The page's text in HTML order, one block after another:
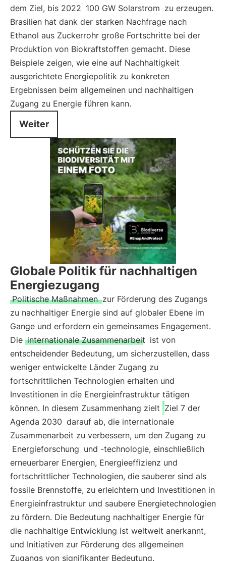
dem Ziel, bis 2022 100 GW Solarstrom zu erzeugen.
Brasilien hat dank der starken Nachfrage nach
Ethanol aus Zuckerrohr große Fortschritte bei der
Produktion von Biokraftstoffen gemacht. Diese
Beispiele zeigen, wie eine auf Nachhaltigkeit
ausgerichtete Energiepolitik zu konkreten
Ergebnissen beim allgemeinen und nachhaltigen
Zugang zu Energie führen kann.
Weiter
Globale Politik für nachhaltigen
Energiezugang
Politische Maßnahmen zur Förderung des Zugangs
zu nachhaltiger Energie sind auf globaler Ebene im
Gange und erfordern ein gemeinsames Engagement.
Die internationale Zusammenarbeit ist von
entscheidender Bedeutung, um sicherzustellen, dass
weniger entwickelte Länder Zugang zu
fortschrittlichen Technologien erhalten und
Investitionen in die Energieinfrastruktur tätigen
können. In diesem Zusammenhang zielt Ziel 7 der
Agenda 2030 darauf ab, die internationale
Zusammenarbeit zu verbessern, um den Zugang zu
Energieforschung und -technologie, einschließlich
erneuerbarer Energien, Energieeffizienz und
fortschrittlicher Technologien, die sauberer sind als
fossile Brennstoffe, zu erleichtern und Investitionen in
Energieinfrastruktur und saubere Energietechnologien
zu fördern. Die Bedeutung nachhaltiger Energie für
die nachhaltige Entwicklung ist weltweit anerkannt,
und Initiativen zur Förderung des allgemeinen
Zugangs von signifikanter Bedeutung.